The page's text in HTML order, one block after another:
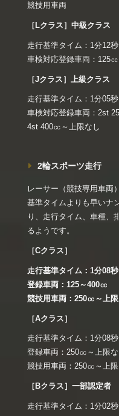
競技用車両
［Lクラス］中級クラス
走行基準タイム：1分12
車検対応登録車両：125
［Jクラス］上級クラス
走行基準タイム：1分05
車検対応登録車両：2st
4st 400㏄～上限なし
2輪スポーツ走行
レーサー（競技専用車両
基準タイムよりも早いナ
り、走行タイム、車種、
るようです。
［Cクラス］
走行基準タイム：1分08
登録車両：125～400㏄
競技用車両：250㏄～上
［Aクラス］
走行基準タイム：1分08
登録車両：250㏄～上限な
競技用車両：250㏄～上
［Bクラス］一部認定者
走行基準タイム：1分02